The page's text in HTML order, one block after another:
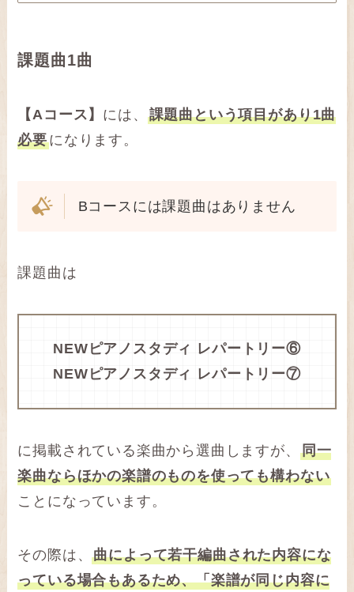
課題曲1曲
【Aコース】 には、 課題曲という項目があり1曲
必要になります。
Bコースには課題曲はありません
課題曲は
NEWピアノスタディ レパートリー⑥
NEWピアノスタディ レパートリー⑦
に掲載されている楽曲から選曲しますが、 同一
楽曲ならほかの楽譜のものを使っても構わない
ことになっています。
その際は、曲によって若干編曲された内容にな
っている場合もあるため、「楽譜が同じ内容に